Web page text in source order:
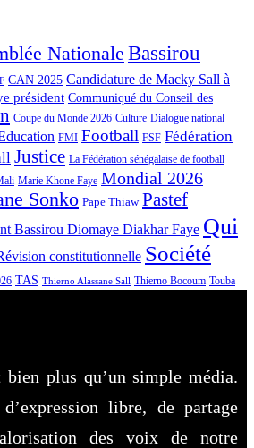
Nationale Bassirou
CAN 2025 Candidature de Macky Sall à
président Communiqué du Conseil des
Coupe du Monde 2026 Culture Dialogue national
FMI Football FSF Fédération
Justice La Fédération sénégalaise de football
Marie Khone Faye Mondial 2026
Sonko Pape Thiaw Pastef
Bassirou Diomaye Diakhar Faye Qui
constitutionnelle Société
TAS Thierno Alassane Sall Thierno Bocoum Touba
plus qu’un simple média.
libre, de partage
des voix de notre